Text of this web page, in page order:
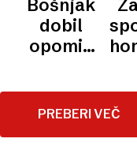
»sosedoma«
Bošnjak
dobil
opomin
odpovedjo
PREBERI VEČ